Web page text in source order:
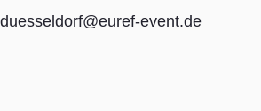
duesseldorf@euref-event.de